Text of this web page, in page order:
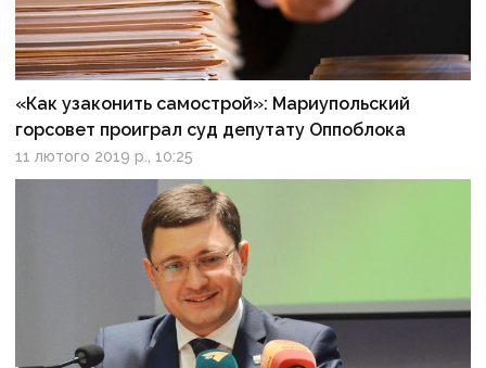
«Как узаконить самострой»: Мариупольский
горсовет проиграл суд депутату Оппоблока
11 лютого 2019 р., 10:25